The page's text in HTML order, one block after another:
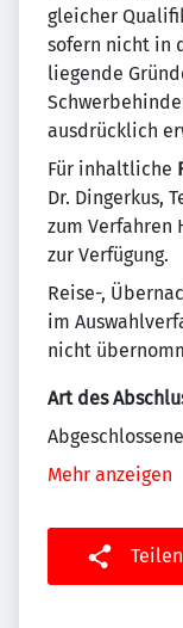
gleicher
sofern nicht in
liegende
ausdrücklich
Für inhaltliche
Dr. Dingerkus,
zum Verfahren
zur Verfügung.
Reise-,
im
nicht
Art des
Mehr anzeigen
Teilen